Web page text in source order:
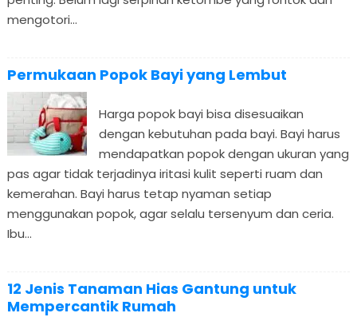
mengotori...
Permukaan Popok Bayi yang Lembut
Harga popok bayi bisa disesuaikan
dengan kebutuhan pada bayi. Bayi harus
mendapatkan popok dengan ukuran yang
pas agar tidak terjadinya iritasi kulit seperti ruam dan
kemerahan. Bayi harus tetap nyaman setiap
menggunakan popok, agar selalu tersenyum dan ceria.
Ibu...
12 Jenis Tanaman Hias Gantung untuk
Mempercantik Rumah